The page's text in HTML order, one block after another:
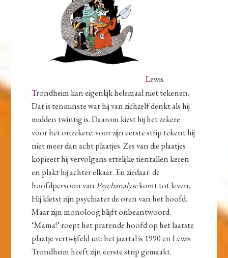
Lewis
Trondheim kan eigenlijk helemaal niet tekenen.
Dat is tenminste wat hij van zichzelf denkt als hij
midden twintig is. Daarom kiest hij het zekere
voor het onzekere: voor zijn eerste strip tekent hij
niet meer dan acht plaatjes. Zes van die plaatjes
kopieert hij vervolgens ettelijke tientallen keren
en plakt hij achter elkaar. En ziedaar: de
hoofdpersoon vanPsychanalysekomt tot leven.
Hij kletst zijn psychiater de oren van het hoofd.
Maar zijn monoloog blijft onbeantwoord.
‘Mama!’ roept het pratende hoofd op het laatste
plaatje vertwijfeld uit: het jaartal is 1990 en Lewis
Trondheim heeft zijn eerste strip gemaakt.